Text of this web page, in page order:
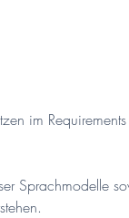
im
Sprachmodelle